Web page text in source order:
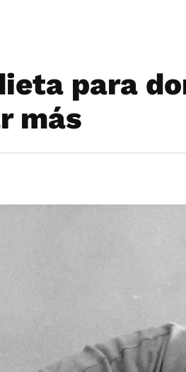
para
más